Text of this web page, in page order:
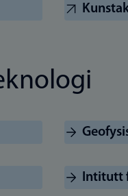
Intitutt